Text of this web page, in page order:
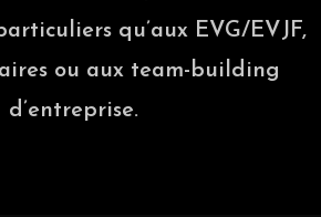
qu’aux EVG/EVJF,
ou aux team-building
d’entreprise.